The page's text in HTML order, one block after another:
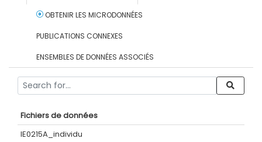
OBTENIR LES MICRODONNÉES
PUBLICATIONS CONNEXES
ENSEMBLES DE DONNÉES ASSOCIÉS
Fichiers de données
IE0215A_individu